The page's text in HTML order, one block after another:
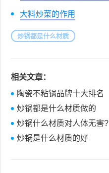
大料炒菜的作用
炒锅都是什么材质
相关文章：
陶瓷不粘锅品牌十大排名
炒锅都是什么材质做的
炒锅什么材质对人体无害?
炒锅是什么材质的好